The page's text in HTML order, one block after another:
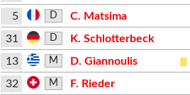
5
D
C. Matsima
31
D
K. Schlotterbeck
13
M D. Giannoulis
32 M F. Rieder